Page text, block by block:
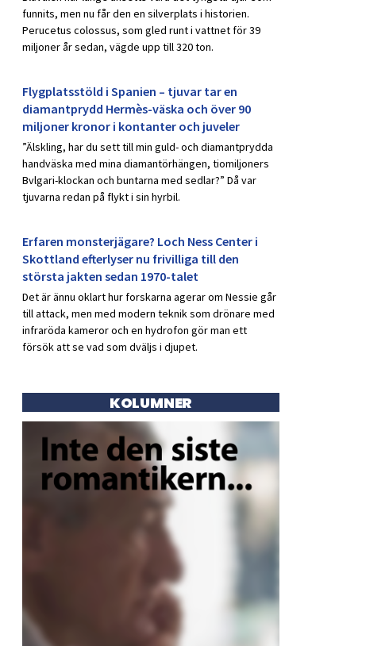
funnits, men nu får den en silverplats i historien.
Perucetus colossus, som gled runt i vattnet för 39
miljoner år sedan, vägde upp till 320 ton.
Flygplatsstöld i Spanien – tjuvar tar en
diamantprydd Hermès-väska och över 90
miljoner kronor i kontanter och juveler
”Älskling, har du sett till min guld- och diamantprydda
handväska med mina diamantörhängen, tiomiljoners
Bvlgari-klockan och buntarna med sedlar?” Då var
tjuvarna redan på flykt i sin hyrbil.
Erfaren monsterjägare? Loch Ness Center i
Skottland efterlyser nu frivilliga till den
största jakten sedan 1970-talet
Det är ännu oklart hur forskarna agerar om Nessie går
till attack, men med modern teknik som drönare med
infraröda kameror och en hydrofon gör man ett
försök att se vad som dväljs i djupet.
KOLUMNER